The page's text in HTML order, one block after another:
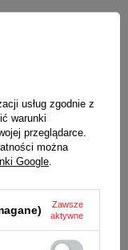
usług zgodnie z
warunki
przeglądarce.
można
Google
Zawsze
aktywne